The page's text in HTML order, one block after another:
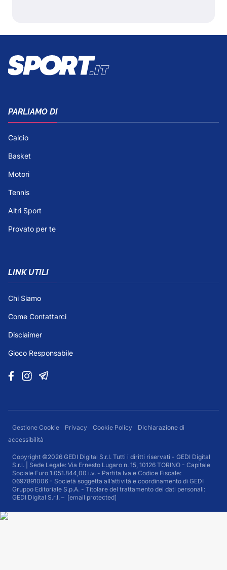
PARLIAMO DI
Calcio
Basket
Motori
Tennis
Altri Sport
Provato per te
LINK UTILI
Chi Siamo
Come Contattarci
Disclaimer
Gioco Responsabile
Gestione Cookie Privacy Cookie Policy
Dichiarazione di
accessibilità
Copyright ©2026 GEDI Digital S.r.l. Tutti i diritti riservati - GEDI Digital
S.r.l. | Sede Legale: Via Ernesto Lugaro n. 15, 10126 TORINO - Capitale
Sociale Euro 1.051.844,00 i.v. - Partita Iva e Codice Fiscale:
0697891006 - Società soggetta all’attività e coordinamento di GEDI
Gruppo Editoriale S.p.A. - Titolare del trattamento dei dati personali:
GEDI Digital S.r.l. – [email protected]